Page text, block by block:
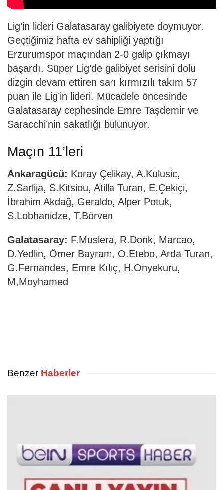
Lig’in lideri Galatasaray galibiyete doymuyor.
Geçtiğimiz hafta ev sahipliği yaptığı
Erzurumspor maçından 2-0 galip çıkmayı
başardı. Süper Lig’de galibiyet serisini dolu
dizgin devam ettiren sarı kırmızılı takım 57
puan ile Lig’in lideri. Mücadele öncesinde
Galatasaray cephesinde Emre Taşdemir ve
Saracchi’nin sakatlığı bulunuyor.
Maçın 11’leri
Ankaragücü: Koray Çelikay, A.Kulusic,
Z.Sarlija, S.Kitsiou, Atilla Turan, E.Çekiçi,
İbrahim Akdağ, Geraldo, Alper Potuk,
S.Lobhanidze, T.Börven
Galatasaray: F.Muslera, R.Donk, Marcao,
D.Yedlin, Ömer Bayram, O.Etebo, Arda Turan,
G.Fernandes, Emre Kılıç, H.Onyekuru,
M,Moyhamed
Benzer Haberler